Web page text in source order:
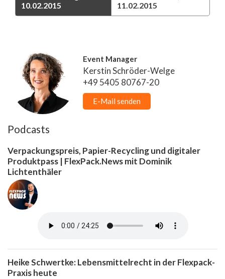
10.02.2015
11.02.2015
Event Manager
Kerstin Schröder-Welge
+49 5405 80767-20
E-Mail senden
Podcasts
Verpackungspreis, Papier-Recycling und digitaler
Produktpass | FlexPack.News mit Dominik
Lichtenthäler
Heike Schwertke: Lebensmittelrecht in der Flexpack-
Praxis heute